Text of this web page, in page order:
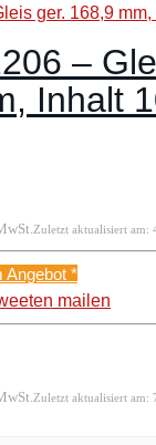
–
Inhalt
Zuletzt aktualisiert am:
Angebot *
mailen
Zuletzt aktualisiert am: